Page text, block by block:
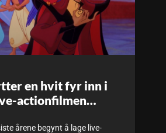
en hvit fyr inn i
actionfilmen…
årene begynt å lage live-